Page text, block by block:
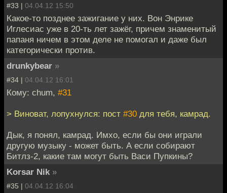
#33 | 04.04.12 15:50
Какое-то позднее зажигание у них. Вон Энрике
Иглесиас уже в 20-ть лет зажёг, причем знаменитый
папаня ничем в этом деле не помогал и даже был
категорически против.
drunkybear »
#34 | 04.04.12 16:01
Кому: chum, #31
> Виноват, лопухнулся: пост #30 для тебя, камрад.
Дык, я понял, камрад. Имхо, если бы они играли
другую музыку - может быть. А если собирают
Битлз-2, какие там могут быть Васи Пупкины?
Korsar Nik »
#35 | 04.04.12 16:04